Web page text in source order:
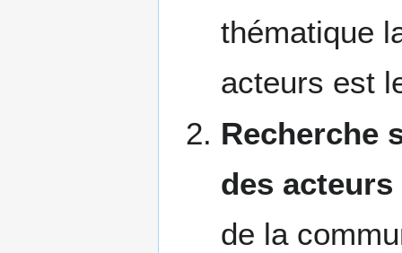
thématique
acteurs est
Recherche
des acteurs
de la